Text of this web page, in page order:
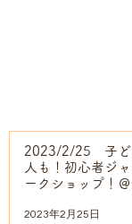
2023/2/25 子ど
人も！初心者ジ
ークショップ！
2023年2月25日